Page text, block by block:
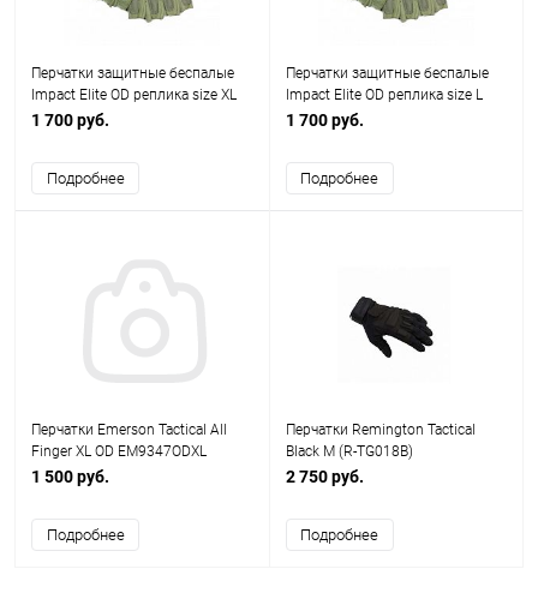
Перчатки защитные беспалые
Impact Elite OD реплика size XL
AS-PG0007OD
1 700 руб.
Подробнее
Перчатки защитные беспалые
Impact Elite OD реплика size L
AS-PG0007OD
1 700 руб.
Подробнее
Перчатки Emerson Tactical All
Finger XL OD EM9347ODXL
1 500 руб.
Подробнее
Перчатки Remington Tactical
Black M (R-TG018B)
2 750 руб.
Подробнее